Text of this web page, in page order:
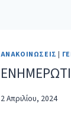
ΑΝΑΚΟΙΝΏΣΕΙΣ |
2 Απριλίου, 2024